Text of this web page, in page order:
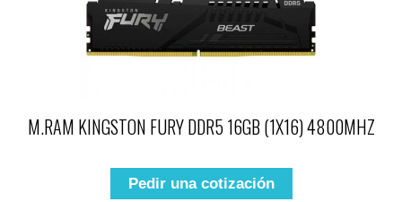
M.RAM KINGSTON FURY DDR5 16GB (1X16) 4800MHZ
Pedir una cotización